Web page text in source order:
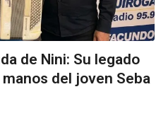
de Nini: Su legado
del joven Seba